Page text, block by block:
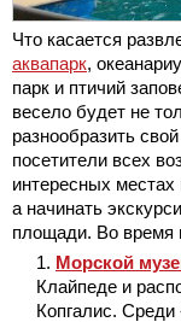
Что касается
аквапарк,
парк и птичий
весело будет не
разнообразить
посетители всех
интересных
а начинать
площади. Во время
Морской
Клайпеде и
Копгалис. Среди